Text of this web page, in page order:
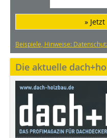
»
Beispiele, Hinweise:
Die aktuelle